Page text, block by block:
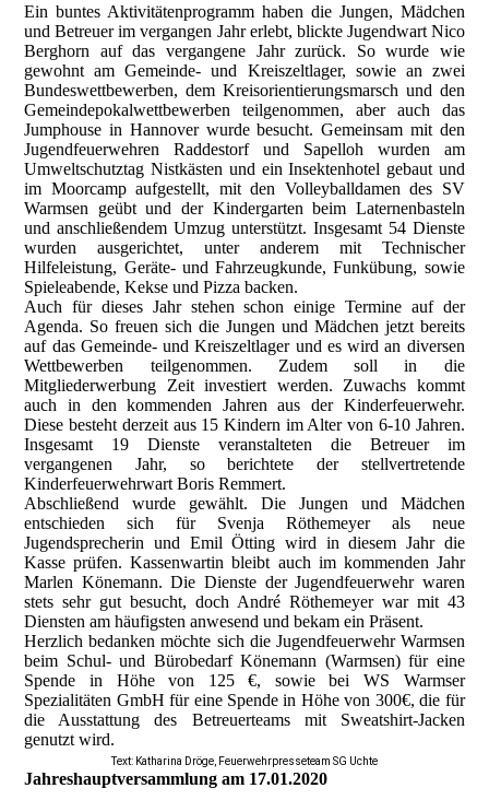
Ein buntes Aktivitätenprogramm haben die Jungen, Mädchen
und Betreuer im vergangen Jahr erlebt, blickte Jugendwart Nico
Berghorn auf das vergangene Jahr zurück. So wurde wie
gewohnt am Gemeinde- und Kreiszeltlager, sowie an zwei
Bundeswettbewerben, dem Kreisorientierungsmarsch und den
Gemeindepokalwettbewerben teilgenommen, aber auch das
Jumphouse in Hannover wurde besucht. Gemeinsam mit den
Jugendfeuerwehren Raddestorf und Sapelloh wurden am
Umweltschutztag Nistkästen und ein Insektenhotel gebaut und
im Moorcamp aufgestellt, mit den Volleyballdamen des SV
Warmsen geübt und der Kindergarten beim Laternenbasteln
und anschließendem Umzug unterstützt. Insgesamt 54 Dienste
wurden ausgerichtet, unter anderem mit Technischer
Hilfeleistung, Geräte- und Fahrzeugkunde, Funkübung, sowie
Spieleabende, Kekse und Pizza backen.
Auch für dieses Jahr stehen schon einige Termine auf der
Agenda. So freuen sich die Jungen und Mädchen jetzt bereits
auf das Gemeinde- und Kreiszeltlager und es wird an diversen
Wettbewerben teilgenommen. Zudem soll in die
Mitgliederwerbung Zeit investiert werden. Zuwachs kommt
auch in den kommenden Jahren aus der Kinderfeuerwehr.
Diese besteht derzeit aus 15 Kindern im Alter von 6-10 Jahren.
Insgesamt 19 Dienste veranstalteten die Betreuer im
vergangenen Jahr, so berichtete der stellvertretende
Kinderfeuerwehrwart Boris Remmert.
Abschließend wurde gewählt. Die Jungen und Mädchen
entschieden sich für Svenja Röthemeyer als neue
Jugendsprecherin und Emil Ötting wird in diesem Jahr die
Kasse prüfen. Kassenwartin bleibt auch im kommenden Jahr
Marlen Könemann. Die Dienste der Jugendfeuerwehr waren
stets sehr gut besucht, doch André Röthemeyer war mit 43
Diensten am häufigsten anwesend und bekam ein Präsent.
Herzlich bedanken möchte sich die Jugendfeuerwehr Warmsen
beim Schul- und Bürobedarf Könemann (Warmsen) für eine
Spende in Höhe von 125 €, sowie bei WS Warmser
Spezialitäten GmbH für eine Spende in Höhe von 300€, die für
die Ausstattung des Betreuerteams mit Sweatshirt-Jacken
genutzt wird.
Text: Katharina Dröge, Feuerwehrpresseteam SG Uchte
Jahreshauptversammlung am 17.01.2020